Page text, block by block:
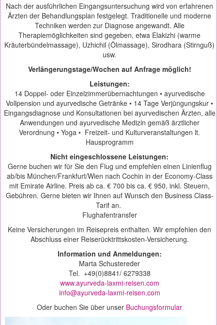
Nach der ausführlichen Eingangsuntersuchung wird von erfahrenen
Ärzten der Behandlungsplan festgelegt. Traditionelle und moderne
Techniken werden zur Diagnose angewandt. Alle
Therapiemöglichkeiten sind gegeben, etwa Elakizhi (warme
Kräuterbündelmassage), Uzhichil (Ölmassage), Sirodhara (Stirnguß)
usw.
Verlängerungstage/Wochen auf Anfrage möglich!
Leistungen:
14 Doppel- oder Einzelzimmerübernachtungen • ayurvedische
Vollpension und ayurvedische Getränke • 14 Tage Verjüngungskur •
Eingangsdiagnose und Konsultationen bei ayurvedischen Ärzten, alle
Anwendungen und ayurvedische Medizin gemäß ärztlicher
Verordnung • Yoga • Freizeit- und Kulturveranstaltungen lt.
Hausprogramm
Nicht eingeschlossene Leistungen:
Gerne buchen wir für Sie den Flug und empfehlen einen Linienflug
ab/bis München/Frankfurt/Wien nach Cochin in der Economy-Class
mit Emirate Airline. Preis ab ca. € 700 bis ca. € 950, inkl. Steuern,
Gebühren. Gerne bieten wir Ihnen auf Wunsch den Business Class-
Tarif an.
Flughafentransfer
Keine Versicherungen im Reisepreis enthalten. Wir empfehlen den
Abschluss einer Reiserücktrittskosten-Versicherung.
Information und Anmeldungen:
Marta Schustereder
Tel. +49(0)8841/ 6279338
www.ayurveda-laxmi-reisen.com
info@ayurveda-laxmi-reisen.com
Oder buchen Sie über unser Buchungsformular